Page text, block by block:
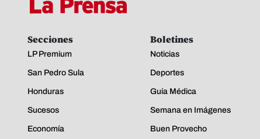
Secciones
LP Premium
San Pedro Sula
Honduras
Sucesos
Economía
Boletines
Noticias
Deportes
Guía Médica
Semana en Imágenes
Buen Provecho